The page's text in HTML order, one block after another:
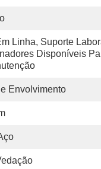
Linha, Suporte
Disponíveis
Envolvimento